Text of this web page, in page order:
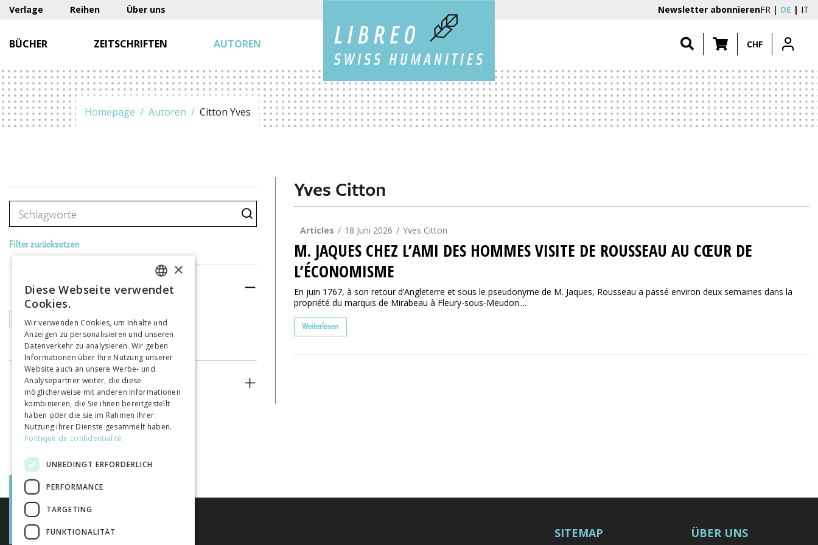
Verlage Reihen Über uns Newsletter abonnierenFR DE IT
BÜCHER ZEITSCHRIFTEN AUTOREN CHF
Homepage Autoren Citton Yves
Filter zurücksetzen
RUBRIK
Articles
ERSCHEINUNGSJAHR
Yves Citton
Articles 18 Juni 2026 Yves Citton
M. JAQUES CHEZ L’AMI DES HOMMES VISITE DE ROUSSEAU AU CŒUR DE
L’ÉCONOMISME
En juin 1767, à son retour d’Angleterre et sous le pseudonyme de M. Jaques, Rousseau a passé environ deux semaines dans la
propriété du marquis de Mirabeau à Fleury-sous-Meudon....
Weiterlesen
SITEMAP ÜBER UNS
FRENCH
ITALIAN
×
Diese Webseite verwendet
Cookies.
Wir verwenden Cookies, um Inhalte und
Anzeigen zu personalisieren und unseren
Datenverkehr zu analysieren. Wir geben
Informationen über Ihre Nutzung unserer
Website auch an unsere Werbe- und
Analysepartner weiter, die diese
möglicherweise mit anderen Informationen
kombinieren, die Sie ihnen bereitgestellt
haben oder die sie im Rahmen Ihrer
Nutzung ihrer Dienste gesammelt haben.
Politique de confidentialité
UNBEDINGT ERFORDERLICH
PERFORMANCE
TARGETING
FUNKTIONALITÄT